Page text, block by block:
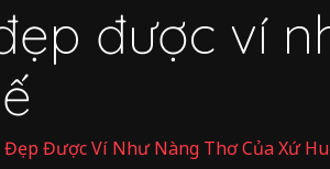
được ví
Được Ví Như Nàng Thơ Của Xứ